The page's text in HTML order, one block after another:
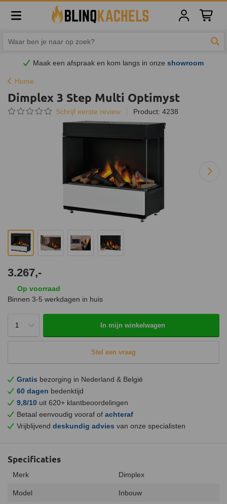
Maak een afspraak en kom langs in onzeshowroom
Home
Dimplex 3 Step Multi Optimyst
Schrijf eerste review Product: 4238
3.267,-
Op voorraad
Binnen 3-5 werkdagen in huis
In mijn winkelwagen
Stel een vraag
Gratis bezorging in Nederland & België
60 dagen bedenktijd
9,8/10 uit 620+ klantbeoordelingen
Betaal eenvoudig vooraf of achteraf
Vrijblijvend deskundig advies van onze specialisten
Specificaties
Merk Dimplex
Model Inbouw